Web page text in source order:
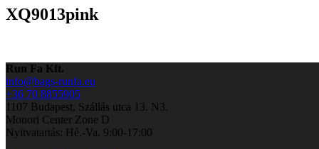
XQ9013pink
Run Fa Kft.
info@bags-runfa.eu
+36 70 8855905
1107 Budapest, Szállás utca 13. N3.
Monori Center Zone D
Nyitvatartás: Hé.-Va. 9:00-17:00